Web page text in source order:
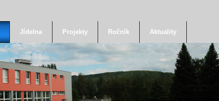
Jídelna Projekty Ročník Aktuality